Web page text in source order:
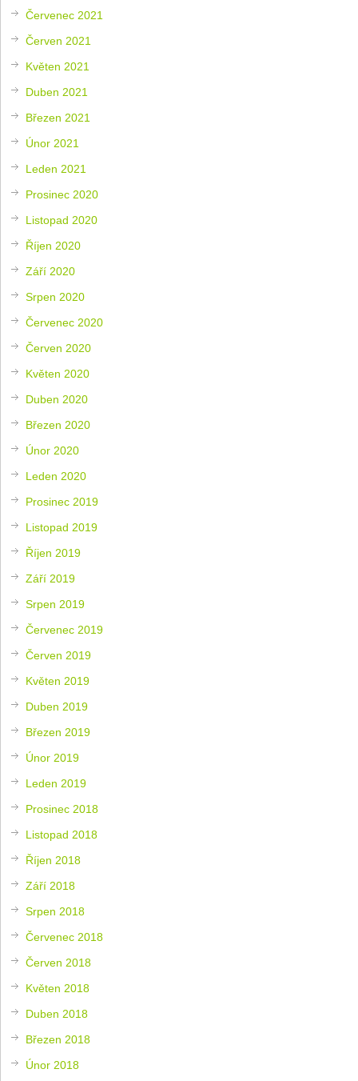
Červenec 2021
Červen 2021
Květen 2021
Duben 2021
Březen 2021
Únor 2021
Leden 2021
Prosinec 2020
Listopad 2020
Říjen 2020
Září 2020
Srpen 2020
Červenec 2020
Červen 2020
Květen 2020
Duben 2020
Březen 2020
Únor 2020
Leden 2020
Prosinec 2019
Listopad 2019
Říjen 2019
Září 2019
Srpen 2019
Červenec 2019
Červen 2019
Květen 2019
Duben 2019
Březen 2019
Únor 2019
Leden 2019
Prosinec 2018
Listopad 2018
Říjen 2018
Září 2018
Srpen 2018
Červenec 2018
Červen 2018
Květen 2018
Duben 2018
Březen 2018
Únor 2018